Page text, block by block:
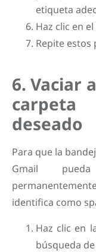
etiqueta
Haz clic en
Repite estos
6. Vaciar
deseado
Para que la
Gmail
identifica como
Haz clic en
búsqueda